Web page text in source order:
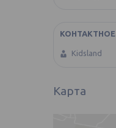
Kidsland
Карта